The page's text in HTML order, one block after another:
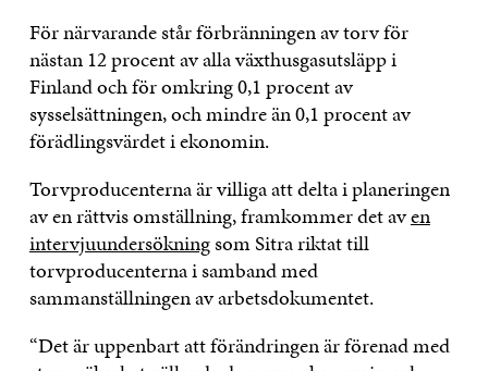
För närvarande står förbränningen av torv för
nästan 12 procent av alla växthusgasutsläpp i
Finland och för omkring 0,1 procent av
sysselsättningen, och mindre än 0,1 procent av
förädlingsvärdet i ekonomin.
Torvproducenterna är villiga att delta i planeringen
av en rättvis omställning, framkommer det aven
intervjuundersökningsom Sitra riktat till
torvproducenterna i samband med
sammanställningen av arbetsdokumentet.
“Det är uppenbart att förändringen är förenad med